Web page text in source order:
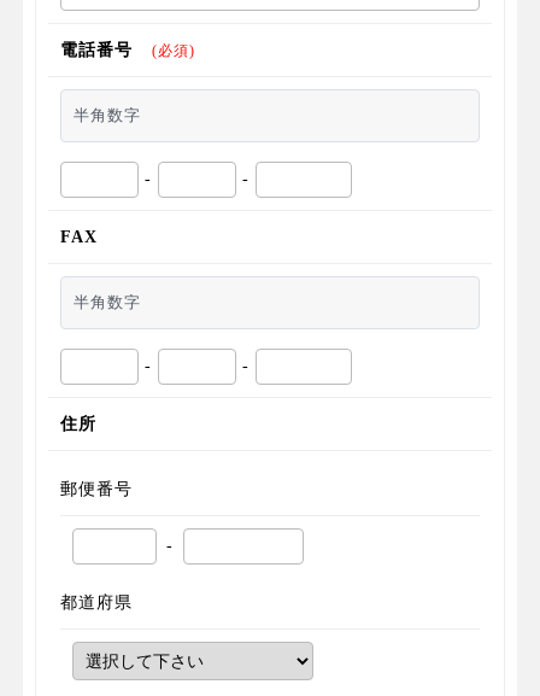
電話番号 (必須)
半角数字
- -
FAX
半角数字
- -
住所
郵便番号
-
都道府県